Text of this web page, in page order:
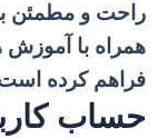
راحت و مطمئن
همراه با آموزش
فراهم کرده
حساب